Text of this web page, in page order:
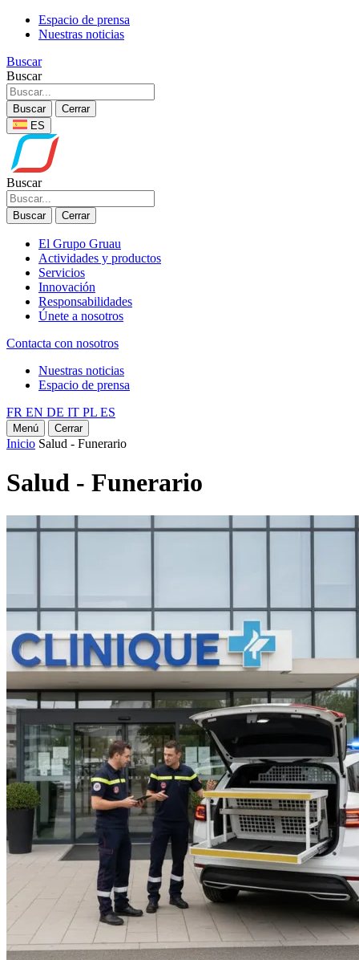
Espacio de prensa
Nuestras noticias
Buscar
Buscar
Buscar
Cerrar
ES
Buscar
Buscar Cerrar
El Grupo Gruau
Actividades y productos
Servicios
Innovación
Responsabilidades
Únete a nosotros
Contacta con nosotros
Nuestras noticias
Espacio de prensa
FR EN DE IT PL ES
Menú Cerrar
Inicio Salud - Funerario
Salud - Funerario